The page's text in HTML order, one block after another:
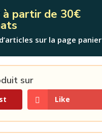
partir de 30€
sur la page panier
sur
Like